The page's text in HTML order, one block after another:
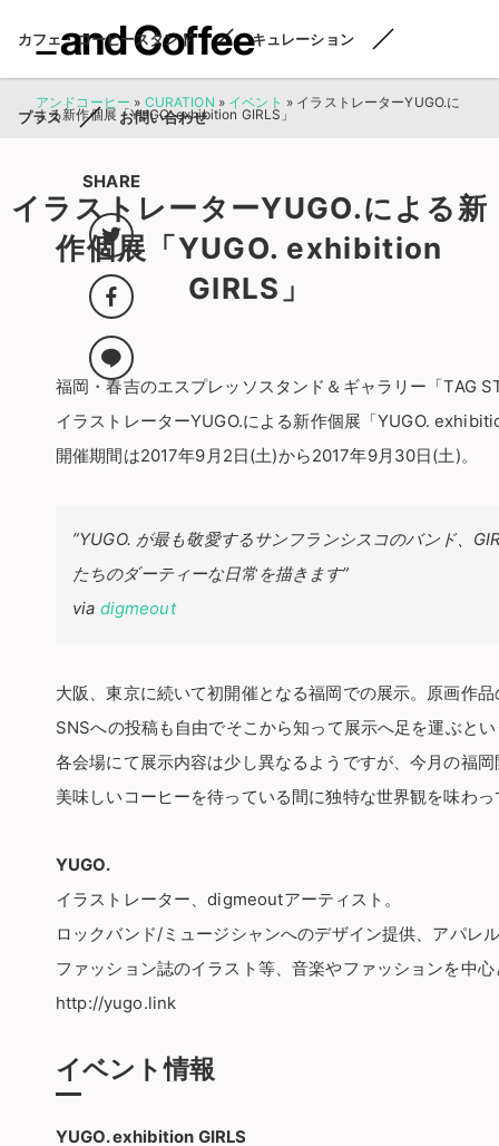
カフェ・コーヒースタンド キュレーション
プラス お問い合わせ
アンドコーヒー » CURATION » イベント » イラストレーターYUGO.に
よる新作個展「YUGO. exhibition GIRLS」
イラストレーターYUGO.による新
作個展「YUGO. exhibition
GIRLS」
SHARE
福岡・春吉のエスプレッソスタンド＆ギャラリー「TAG
イラストレーターYUGO.による新作個展「YUGO.
開催期間は2017年9月2日(土)から2017年9月30日(土)。
”YUGO. が最も敬愛するサンフランシスコのバンド、
たちのダーティーな日常を描きます”
via digmeout
大阪、東京に続いて初開催となる福岡での展示。原画作
SNSへの投稿も自由でそこから知って展示へ足を運ぶと
各会場にて展示内容は少し異なるようですが、今月の福
美味しいコーヒーを待っている間に独特な世界観を味わ
YUGO.
イラストレーター、digmeoutアーティスト。
ロックバンド/ミュージシャンへのデザイン提供、アパレ
ファッション誌のイラスト等、音楽やファッションを中
http://yugo.link
イベント情報
YUGO. exhibition GIRLS